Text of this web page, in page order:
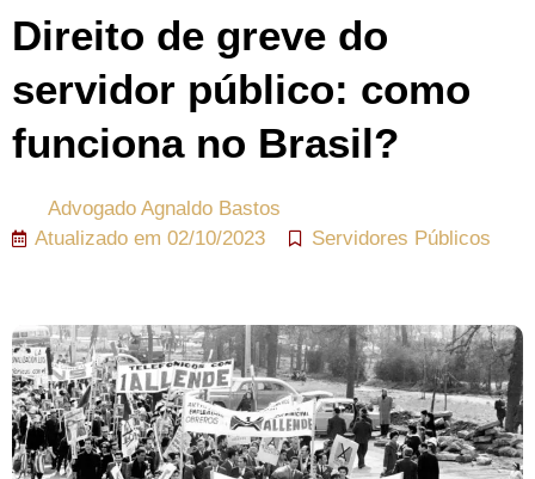
Direito de greve do
servidor público: como
funciona no Brasil?
Advogado Agnaldo Bastos
Atualizado em 02/10/2023 Servidores Públicos